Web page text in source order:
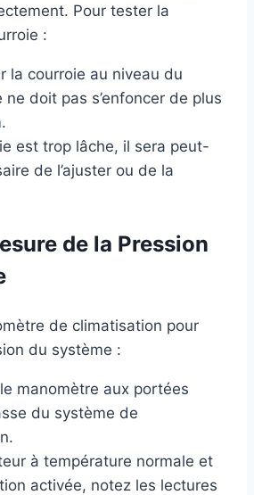
Pour tester la
:
la courroie au niveau du
ne doit pas s’enfoncer de plus
est trop lâche, il sera peut-
de l’ajuster ou de la
de la Pression
de climatisation pour
du système :
manomètre aux portées
du système de
à température normale et
activée, notez les lectures